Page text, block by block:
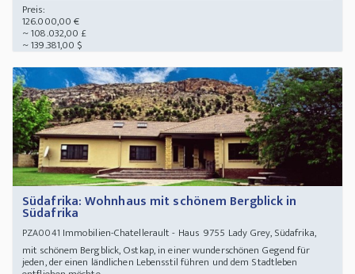
Preis:
126.000,00 €
~ 108.032,00 £
~ 139.381,00 $
Südafrika: Wohnhaus mit schönem Bergblick in
Südafrika
PZA0041 Immobilien-Chatellerault - Haus 9755 Lady Grey, Südafrika,
mit schönem Bergblick, Ostkap, in einer wunderschönen Gegend für
jeden, der einen ländlichen Lebensstil führen und dem Stadtleben